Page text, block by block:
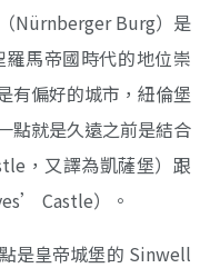
Nürnberger Burg）是
馬帝國時代的地位崇
有偏好的城市，紐倫堡
點就是久遠之前是結合
，又譯為凱薩堡）跟
Castle）。
是皇帝城堡的 Sinwell